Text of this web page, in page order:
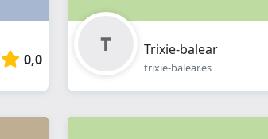
0,0
Trixie-balear
trixie-balear.es